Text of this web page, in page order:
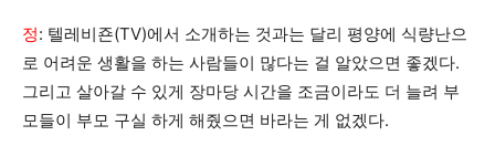
정: 텔레비죤(TV)에서 소개하는 것과는 달리 평양에 식량난으
로 어려운 생활을 하는 사람들이 많다는 걸 알았으면 좋겠다.
그리고 살아갈 수 있게 장마당 시간을 조금이라도 더 늘려 부
모들이 부모 구실 하게 해줬으면 바라는 게 없겠다.